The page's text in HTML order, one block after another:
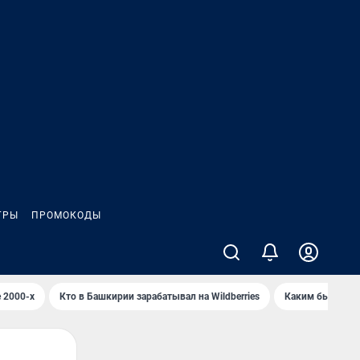
ПРОМОКОДЫ
2000-х Кто в Башкирии зарабатывал на Wildberries Каким было